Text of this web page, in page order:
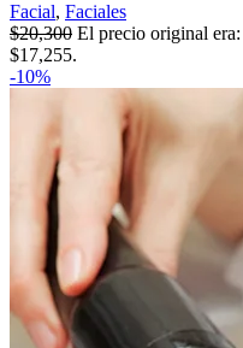
Facial, Faciales
$20,300 El precio original
$17,255.
-10%